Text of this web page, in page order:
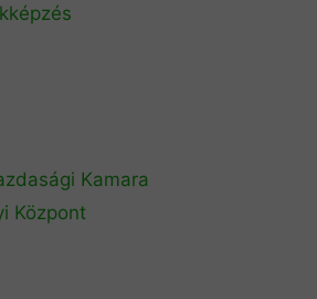
Kamara
Központ